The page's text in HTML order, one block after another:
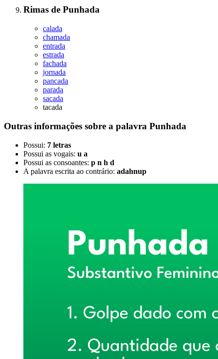
Rimas de Punhada
calada
chamada
entrada
estrada
fachada
jornada
pancada
parada
sacada
tacada
Outras informações sobre a palavra Punhada
Possui: 7 letras
Possui as vogais: u a
Possui as consoantes: p n h d
A palavra escrita ao contrário: adahnup